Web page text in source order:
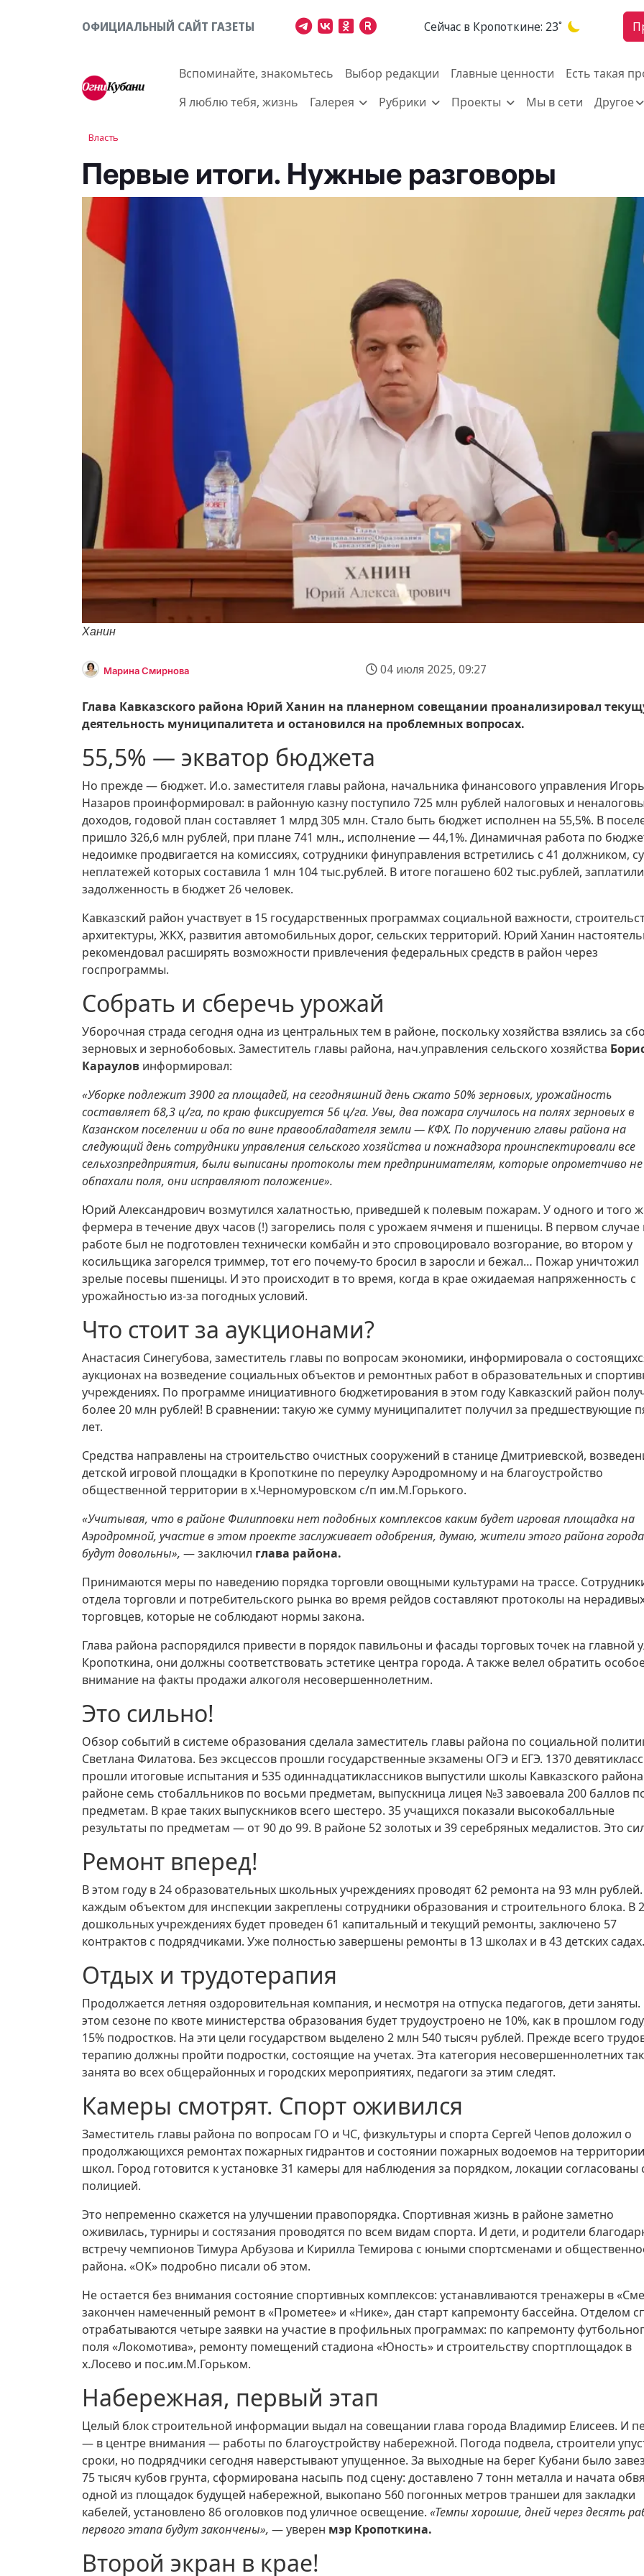
ОФИЦИАЛЬНЫЙ САЙТ ГАЗЕТЫ Cейчас в Кропоткине: 23˚
Вспоминайте, знакомьтесь Выбор редакции Главные ценности Есть такая
Я люблю тебя, жизнь
Галерея Рубрики Проекты Мы в сети Другое
Власть
Первые итоги. Нужные разговоры
Ханин
Марина Смирнова 04 июля 2025, 09:27
Глава Кавказского района Юрий Ханин на планерном совещании проанализировал
деятельность муниципалитета и остановился на проблемных вопросах.
55,5% — экватор бюджета
Но прежде — бюджет. И.о. заместителя главы района, начальника финансового управления Игорь
Назаров проинформировал: в районную казну поступило 725 млн рублей налоговых и
доходов, годовой план составляет 1 млрд 305 млн. Стало быть бюджет исполнен на 55,5%. В
пришло 326,6 млн рублей, при плане 741 млн., исполнение — 44,1%. Динамичная работа по
недоимке продвигается на комиссиях, сотрудники финуправления встретились с 41 должником,
неплатежей которых составила 1 млн 104 тыс.рублей. В итоге погашено 602 тыс.рублей, заплатили
задолженность в бюджет 26 человек.
Кавказский район участвует в 15 государственных программах социальной важности,
архитектуры, ЖКХ, развития автомобильных дорог, сельских территорий. Юрий Ханин
рекомендовал расширять возможности привлечения федеральных средств в район через
госпрограммы.
Собрать и сберечь урожай
Уборочная страда сегодня одна из центральных тем в районе, поскольку хозяйства взялись за
зерновых и зернобобовых. Заместитель главы района, нач.управления сельского хозяйства
Караулов информировал:
«Уборке подлежит 3900 га площадей, на сегодняшний день сжато 50% зерновых, урожайность
составляет 68,3 ц/га, по краю фиксируется 56 ц/га. Увы, два пожара случилось на полях зерновых в
Казанском поселении и оба по вине правообладателя земли — КФХ. По поручению главы района на
следующий день сотрудники управления сельского хозяйства и пожнадзора проинспектировали все
сельхозпредприятия, были выписаны протоколы тем предпринимателям, которые опрометчиво не
обпахали поля, они исправляют положение».
Юрий Александрович возмутился халатностью, приведшей к полевым пожарам. У одного и того
фермера в течение двух часов (!) загорелись поля с урожаем ячменя и пшеницы. В первом случае
работе был не подготовлен технически комбайн и это спровоцировало возгорание, во втором у
косильщика загорелся триммер, тот его почему-то бросил в заросли и бежал… Пожар уничтожил
зрелые посевы пшеницы. И это происходит в то время, когда в крае ожидаемая напряженность с
урожайностью из-за погодных условий.
Что стоит за аукционами?
Анастасия Синегубова, заместитель главы по вопросам экономики, информировала о
аукционах на возведение социальных объектов и ремонтных работ в образовательных и
учреждениях. По программе инициативного бюджетирования в этом году Кавказский район
более 20 млн рублей! В сравнении: такую же сумму муниципалитет получил за предшествующие
лет.
Средства направлены на строительство очистных сооружений в станице Дмитриевской,
детской игровой площадки в Кропоткине по переулку Аэродромному и на благоустройство
общественной территории в х.Черномуровском с/п им.М.Горького.
«Учитывая, что в районе Филипповки нет подобных комплексов каким будет игровая площадка на
Аэродромной, участие в этом проекте заслуживает одобрения, думаю, жители этого района города
будут довольны», — заключил глава района.
Принимаются меры по наведению порядка торговли овощными культурами на трассе.
отдела торговли и потребительского рынка во время рейдов составляют протоколы на
торговцев, которые не соблюдают нормы закона.
Глава района распорядился привести в порядок павильоны и фасады торговых точек на главной
Кропоткина, они должны соответствовать эстетике центра города. А также велел обратить
внимание на факты продажи алкоголя несовершеннолетним.
Это сильно!
Обзор событий в системе образования сделала заместитель главы района по социальной
Светлана Филатова. Без эксцессов прошли государственные экзамены ОГЭ и ЕГЭ. 1370
прошли итоговые испытания и 535 одиннадцатиклассников выпустили школы Кавказского
районе семь стобалльников по восьми предметам, выпускница лицея №3 завоевала 200 баллов
предметам. В крае таких выпускников всего шестеро. 35 учащихся показали высокобалльные
результаты по предметам — от 90 до 99. В районе 52 золотых и 39 серебряных медалистов. Это
Ремонт вперед!
В этом году в 24 образовательных школьных учреждениях проводят 62 ремонта на 93 млн рублей.
каждым объектом для инспекции закреплены сотрудники образования и строительного блока. В
дошкольных учреждениях будет проведен 61 капитальный и текущий ремонты, заключено 57
контрактов с подрядчиками. Уже полностью завершены ремонты в 13 школах и в 43 детских садах.
Отдых и трудотерапия
Продолжается летняя оздоровительная компания, и несмотря на отпуска педагогов, дети заняты.
этом сезоне по квоте министерства образования будет трудоустроено не 10%, как в прошлом
15% подростков. На эти цели государством выделено 2 млн 540 тысяч рублей. Прежде всего
терапию должны пройти подростки, состоящие на учетах. Эта категория несовершеннолетних
занята во всех общерайонных и городских мероприятиях, педагоги за этим следят.
Камеры смотрят. Спорт оживился
Заместитель главы района по вопросам ГО и ЧС, физкультуры и спорта Сергей Чепов доложил о
продолжающихся ремонтах пожарных гидрантов и состоянии пожарных водоемов на территории
школ. Город готовится к установке 31 камеры для наблюдения за порядком, локации согласованы
полицией.
Это непременно скажется на улучшении правопорядка. Спортивная жизнь в районе заметно
оживилась, турниры и состязания проводятся по всем видам спорта. И дети, и родители
встречу чемпионов Тимура Арбузова и Кирилла Темирова с юными спортсменами и
района. «ОК» подробно писали об этом.
Не остается без внимания состояние спортивных комплексов: устанавливаются тренажеры в
закончен намеченный ремонт в «Прометее» и «Нике», дан старт капремонту бассейна. Отделом
отрабатываются четыре заявки на участие в профильных программах: по капремонту
поля «Локомотива», ремонту помещений стадиона «Юность» и строительству спортплощадок в
х.Лосево и пос.им.М.Горьком.
Набережная, первый этап
Целый блок строительной информации выдал на совещании глава города Владимир Елисеев. И
— в центре внимания — работы по благоустройству набережной. Погода подвела, строители
сроки, но подрядчики сегодня наверстывают упущенное. За выходные на берег Кубани было
75 тысяч кубов грунта, сформирована насыпь под сцену: доставлено 7 тонн металла и начата
одной из площадок будущей набережной, выкопано 560 погонных метров траншеи для закладки
кабелей, установлено 86 оголовков под уличное освещение. «Темпы хорошие, дней через десять
первого этапа будут закончены», — уверен мэр Кропоткина.
Второй экран в крае!